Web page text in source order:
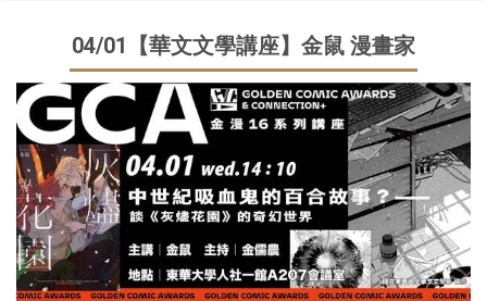
04/01【華文文學講座】金鼠 漫畫家